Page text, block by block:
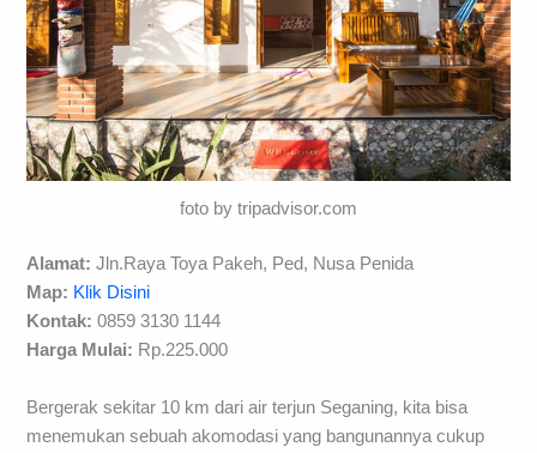
foto by tripadvisor.com
Alamat: Jln.Raya Toya Pakeh, Ped, Nusa Penida
Map: Klik Disini
Kontak: 0859 3130 1144
Harga Mulai: Rp.225.000
Bergerak sekitar 10 km dari air terjun Seganing, kita bisa
menemukan sebuah akomodasi yang bangunannya cukup